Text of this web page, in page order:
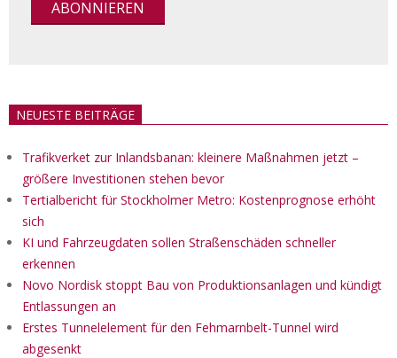
NEUESTE BEITRÄGE
Trafikverket zur Inlandsbanan: kleinere Maßnahmen jetzt –
größere Investitionen stehen bevor
Tertialbericht für Stockholmer Metro: Kostenprognose erhöht
sich
KI und Fahrzeugdaten sollen Straßenschäden schneller
erkennen
Novo Nordisk stoppt Bau von Produktionsanlagen und kündigt
Entlassungen an
Erstes Tunnelelement für den Fehmarnbelt-Tunnel wird
abgesenkt